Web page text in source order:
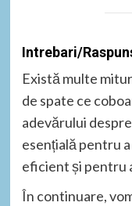
Intrebari/
Există multe
de spate ce
adevărului
esențială pentru
eficient și pentru
În continuare,